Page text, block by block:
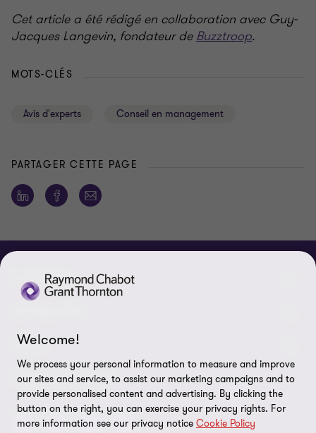
Cet article a été rédigé en collaboration avec Guy-
Jacques Langevin, fondateur deBuzztroop.
MOTS-CLÉS
Avis d'experts Conseil en management
PARTAGER CETTE PAGE
À PROPOS
Événements et webinaires
Responsabilité sociale d’entreprise (RSE)
Services
Carrières
Nouvelles / communiqués
Dans les médias
Réalisations
LÉGAL
Notes légales
Politique de confidentialité
CONNECTEZ SUR
Welcome!
We process your personal information to measure and improve
our sites and service, to assist our marketing campaigns and to
provide personalised content and advertising. By clicking the
button on the right, you can exercise your privacy rights. For
more information see our privacy notice Cookie Policy